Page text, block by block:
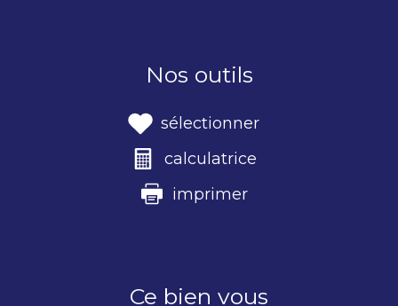
Nos outils
sélectionner
calculatrice
imprimer
Ce bien vous